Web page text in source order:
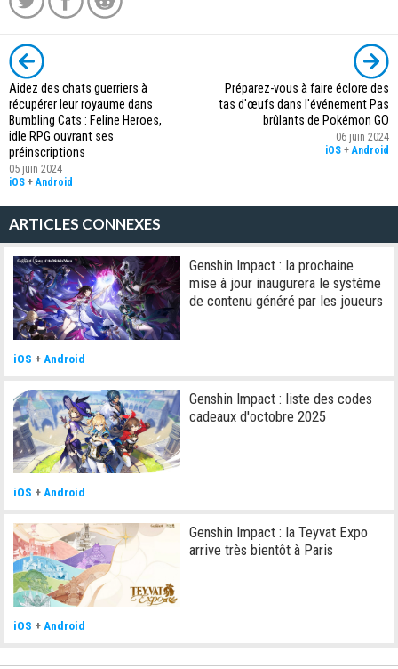
Aidez des chats guerriers à
récupérer leur royaume dans
Bumbling Cats : Feline Heroes,
idle RPG ouvrant ses
préinscriptions
05 juin 2024
iOS +Android
Préparez-vous à faire éclore des
tas d'œufs dans l'événement Pas
brûlants de Pokémon GO
06 juin 2024
iOS +Android
ARTICLES CONNEXES
Genshin Impact : la prochaine
mise à jour inaugurera le système
de contenu généré par les joueurs
iOS + Android
Genshin Impact : liste des codes
cadeaux d'octobre 2025
iOS + Android
Genshin Impact : la Teyvat Expo
arrive très bientôt à Paris
iOS +Android